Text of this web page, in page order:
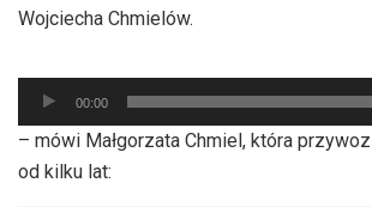
Wojciecha Chmielów.
plików
dźwiękowych
00:00
– mówi Małgorzata Chmiel, która
od kilku lat: